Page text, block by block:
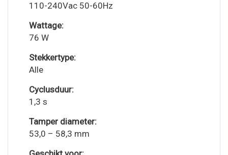
110-240Vac 50-60Hz
Wattage:
76 W
Stekkertype:
Alle
Cyclusduur:
1,3 s
Tamper diameter:
53,0 – 58,3 mm